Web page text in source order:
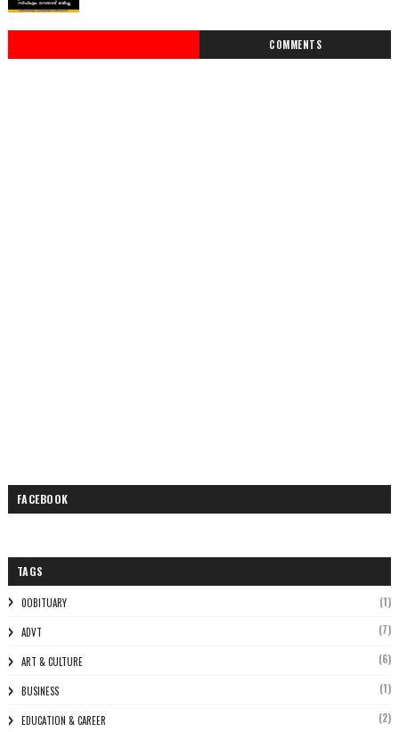
COMMENTS
FACEBOOK
TAGS
0OBITUARY (1)
ADVT (7)
ART & CULTURE (6)
BUSINESS (1)
EDUCATION & CAREER (2)